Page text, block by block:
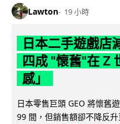
Lawton 19 小時
日本二手遊戲店
四成 "懷舊"在 Z
感」
日本零售巨頭 GEO 將懷舊
99 間，但銷售額卻不降反